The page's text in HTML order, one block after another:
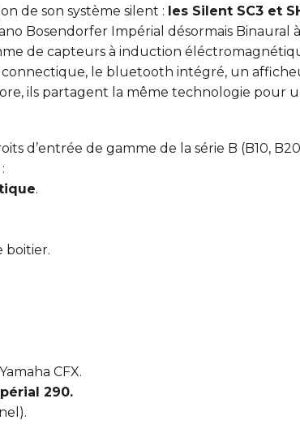
de son système silent : les Silent SC3 et
Bosendorfer Impérial désormais Binaural
de capteurs à induction
le bluetooth intégré, un
ils partagent la même technologie
d’entrée de gamme de la série B (B10,
.
boitier.
CFX.
290.